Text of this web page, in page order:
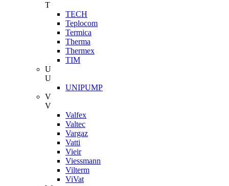
T
TECH
Teplocom
Termica
Therma
Thermex
TIM
U
U
UNIPUMP
V
V
Valfex
Valtec
Vargaz
Vatti
Vieir
Viessmann
Vilterm
ViVat